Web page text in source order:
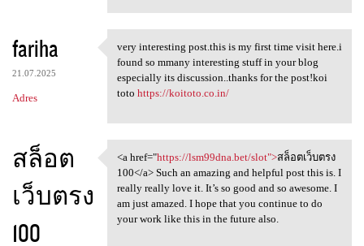
fariha
21.07.2025
Adres
very interesting post.this is
very interesting post.this is my first time visit here.i
found so mmany interesting stuff in your blog
especially its discussion..thanks for the post!koi
toto https://koitoto.co.in/
สล็อต
เว็บตรง
100
<a href="https://lsm99dna.bet
<a href="https://lsm99dna.bet/slot">สล็อตเว็บตรง
100</a> Such an amazing and helpful post this is. I
really really love it. It’s so good and so awesome. I
am just amazed. I hope that you continue to do
your work like this in the future also.